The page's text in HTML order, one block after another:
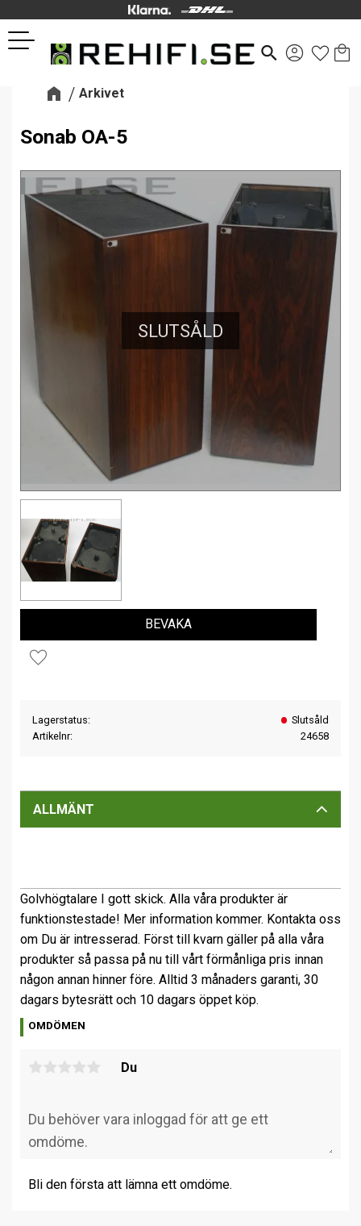
Meny
search
Arkivet
Sonab OA-5
SLUTSÅLD
Lägg till i favoriter
BEVAKA
Lagerstatus
Slutsåld
Artikelnr
24658
ALLMÄNT
Golvhögtalare I gott skick. Alla våra produkter är
funktionstestade! Mer information kommer. Kontakta oss
om Du är intresserad. Först till kvarn gäller på alla våra
produkter så passa på nu till vårt förmånliga pris innan
någon annan hinner före. Alltid 3 månaders garanti, 30
dagars bytesrätt och 10 dagars öppet köp.
OMDÖMEN
Du
Bli den första att lämna ett omdöme.